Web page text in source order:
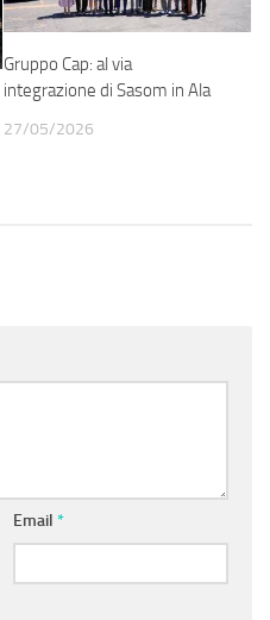
Gruppo Cap: al via
integrazione di Sasom in Ala
27/05/2026
Email *